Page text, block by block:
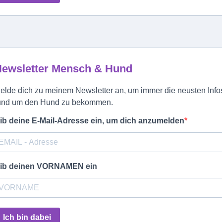
Mensch & Hund
dich zu meinem Newsletter an, um immer die neusten
um den Hund zu bekommen.
deine E-Mail-Adresse ein, um dich anzumelden
deinen VORNAMEN ein
Ich bin dabei